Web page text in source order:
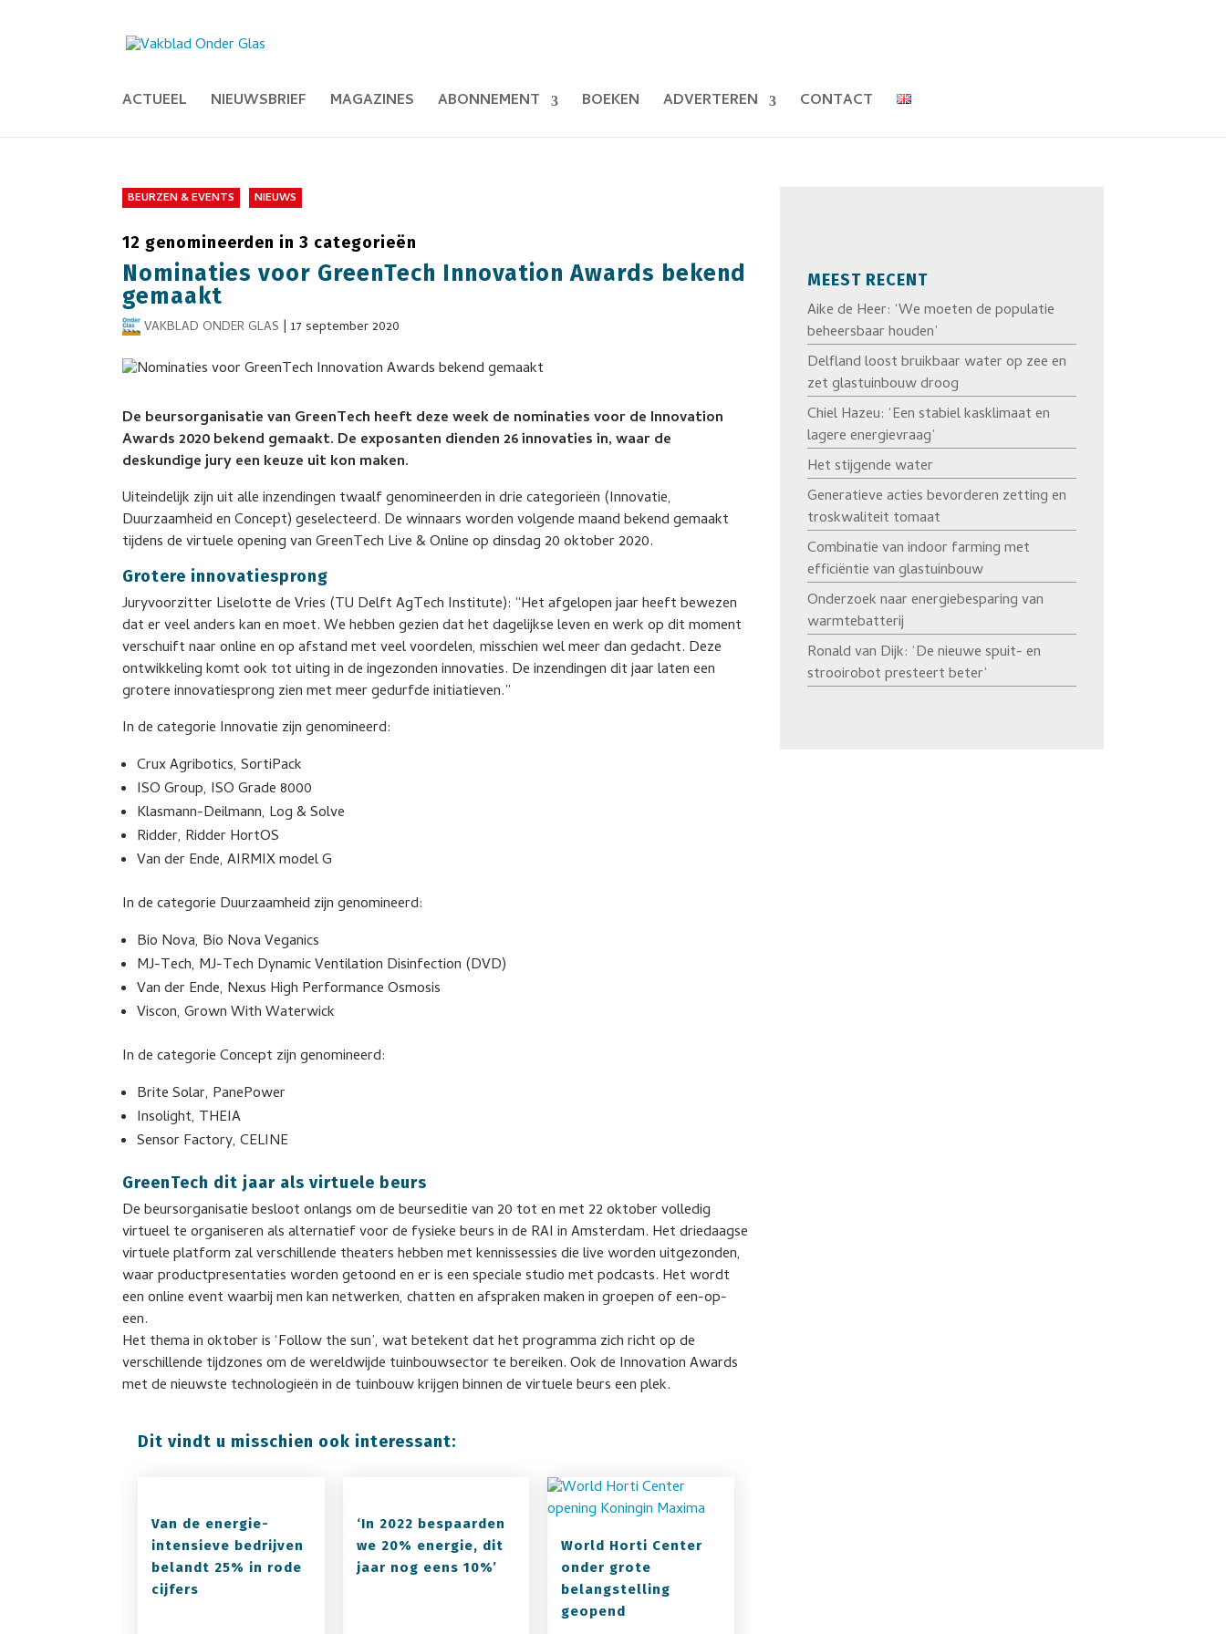
ACTUEEL NIEUWSBRIEF MAGAZINES ABONNEMENT BOEKEN ADVERTEREN CONTACT
BEURZEN & EVENTS NIEUWS
12 genomineerden in 3 categorieën
Nominaties voor GreenTech Innovation Awards bekend
gemaakt
VAKBLAD ONDER GLAS |17 september 2020
De beursorganisatie van GreenTech heeft deze week de nominaties voor de Innovation
Awards 2020 bekend gemaakt. De exposanten dienden 26 innovaties in, waar de
deskundige jury een keuze uit kon maken.
Uiteindelijk zijn uit alle inzendingen twaalf genomineerden in drie categorieën (Innovatie,
Duurzaamheid en Concept) geselecteerd. De winnaars worden volgende maand bekend gemaakt
tijdens de virtuele opening van GreenTech Live & Online op dinsdag 20 oktober 2020.
Grotere innovatiesprong
Juryvoorzitter Liselotte de Vries (TU Delft AgTech Institute): “Het afgelopen jaar heeft bewezen
dat er veel anders kan en moet. We hebben gezien dat het dagelijkse leven en werk op dit moment
verschuift naar online en op afstand met veel voordelen, misschien wel meer dan gedacht. Deze
ontwikkeling komt ook tot uiting in de ingezonden innovaties. De inzendingen dit jaar laten een
grotere innovatiesprong zien met meer gedurfde initiatieven.”
In de categorie Innovatie zijn genomineerd:
Crux Agribotics, SortiPack
ISO Group, ISO Grade 8000
Klasmann-Deilmann, Log & Solve
Ridder, Ridder HortOS
Van der Ende, AIRMIX model G
In de categorie Duurzaamheid zijn genomineerd:
Bio Nova, Bio Nova Veganics
MJ-Tech, MJ-Tech Dynamic Ventilation Disinfection (DVD)
Van der Ende, Nexus High Performance Osmosis
Viscon, Grown With Waterwick
In de categorie Concept zijn genomineerd:
Brite Solar, PanePower
Insolight, THEIA
Sensor Factory, CELINE
GreenTech dit jaar als virtuele beurs
De beursorganisatie besloot onlangs om de beurseditie van 20 tot en met 22 oktober volledig
virtueel te organiseren als alternatief voor de fysieke beurs in de RAI in Amsterdam. Het driedaagse
virtuele platform zal verschillende theaters hebben met kennissessies die live worden uitgezonden,
waar productpresentaties worden getoond en er is een speciale studio met podcasts. Het wordt
een online event waarbij men kan netwerken, chatten en afspraken maken in groepen of een-op-
een.
Het thema in oktober is ‘Follow the sun’, wat betekent dat het programma zich richt op de
verschillende tijdzones om de wereldwijde tuinbouwsector te bereiken. Ook de Innovation Awards
met de nieuwste technologieën in de tuinbouw krijgen binnen de virtuele beurs een plek.
Dit vindt u misschien ook interessant:
Van de energie-
intensieve bedrijven
belandt 25% in rode
cijfers
‘In 2022 bespaarden
we 20% energie, dit
jaar nog eens 10%’
World Horti Center
onder grote
belangstelling
geopend
MEEST RECENT
Aike de Heer: ‘We moeten de populatie
beheersbaar houden’
Delfland loost bruikbaar water op zee en
zet glastuinbouw droog
Chiel Hazeu: ‘Een stabiel kasklimaat en
lagere energievraag’
Het stijgende water
Generatieve acties bevorderen zetting en
troskwaliteit tomaat
Combinatie van indoor farming met
efficiëntie van glastuinbouw
Onderzoek naar energiebesparing van
warmtebatterij
Ronald van Dijk: ‘De nieuwe spuit- en
strooirobot presteert beter’